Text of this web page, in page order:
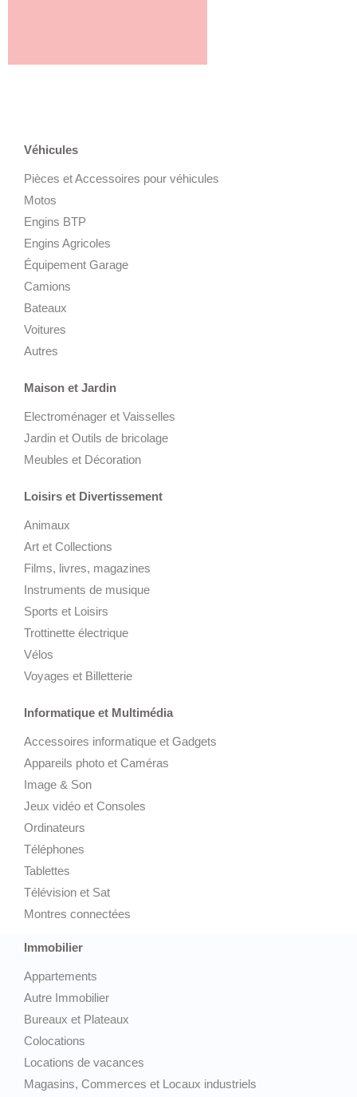
Véhicules
Pièces et Accessoires pour véhicules
Motos
Engins BTP
Engins Agricoles
Équipement Garage
Camions
Bateaux
Voitures
Autres
Maison et Jardin
Electroménager et Vaisselles
Jardin et Outils de bricolage
Meubles et Décoration
Loisirs et Divertissement
Animaux
Art et Collections
Films, livres, magazines
Instruments de musique
Sports et Loisirs
Trottinette électrique
Vélos
Voyages et Billetterie
Informatique et Multimédia
Accessoires informatique et Gadgets
Appareils photo et Caméras
Image & Son
Jeux vidéo et Consoles
Ordinateurs
Téléphones
Tablettes
Télévision et Sat
Montres connectées
Immobilier
Appartements
Autre Immobilier
Bureaux et Plateaux
Colocations
Locations de vacances
Magasins, Commerces et Locaux industriels